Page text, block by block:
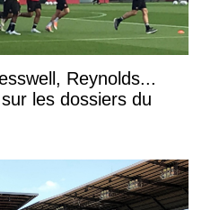
Reynolds...
les dossiers du